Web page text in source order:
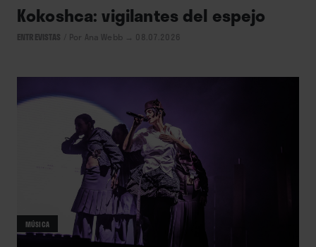
Kokoshca: vigilantes del espejo
ENTREVISTAS Por Ana Webb → 08.07.2026
MÚSICA